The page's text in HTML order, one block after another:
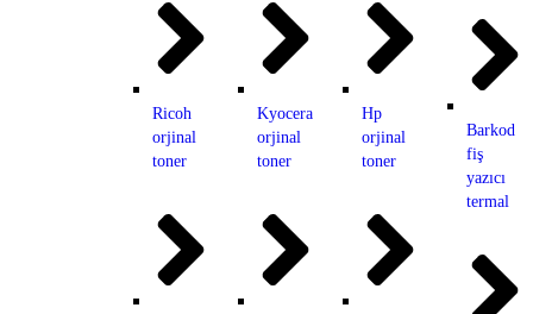
Ricoh
orjinal
toner
Kyocera
orjinal
toner
Hp
orjinal
toner
Barkod
fiş
yazıcı
termal